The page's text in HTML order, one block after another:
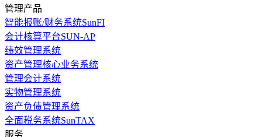
管理产品
智能报账/财务系统SunFI
会计核算平台SUN-AP
绩效管理系统
资产管理核心业务系统
管理会计系统
实物管理系统
资产负债管理系统
全面税务系统SunTAX
服务